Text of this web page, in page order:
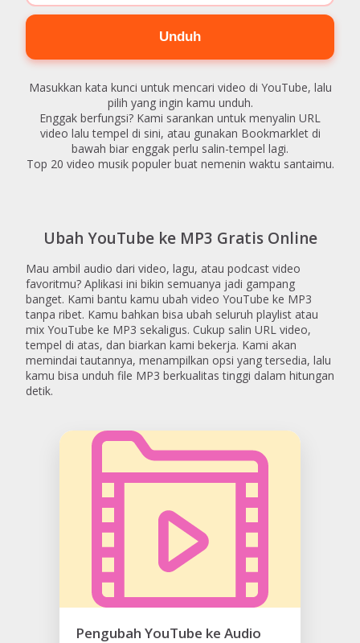
Unduh
Masukkan kata kunci untuk mencari video di YouTube, lalu
pilih yang ingin kamu unduh.
Enggak berfungsi? Kami sarankan untuk menyalin URL
video lalu tempel di sini, atau gunakan Bookmarklet di
bawah biar enggak perlu salin-tempel lagi.
Top 20 video musik populer buat nemenin waktu santaimu.
Ubah YouTube ke MP3 Gratis Online
Mau ambil audio dari video, lagu, atau podcast video
favoritmu? Aplikasi ini bikin semuanya jadi gampang
banget. Kami bantu kamu ubah video YouTube ke MP3
tanpa ribet. Kamu bahkan bisa ubah seluruh playlist atau
mix YouTube ke MP3 sekaligus. Cukup salin URL video,
tempel di atas, dan biarkan kami bekerja. Kami akan
memindai tautannya, menampilkan opsi yang tersedia, lalu
kamu bisa unduh file MP3 berkualitas tinggi dalam hitungan
detik.
Pengubah YouTube ke Audio